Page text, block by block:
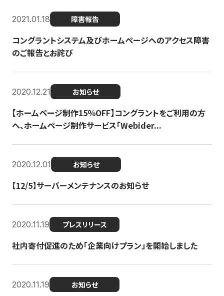
2021.01.18 障害報告
コングラントシステム及びホームページへのアクセス障害
のご報告とお詫び
2020.12.21 お知らせ
【ホームページ制作15％OFF】コングラントをご利用の方
へ、ホームページ制作サービス「Webider...
2020.12.01 お知らせ
【12/5】サーバーメンテナンスのお知らせ
2020.11.19 プレスリリース
社内寄付促進のため「企業向けプラン」を開始しました
2020.11.19 お知らせ